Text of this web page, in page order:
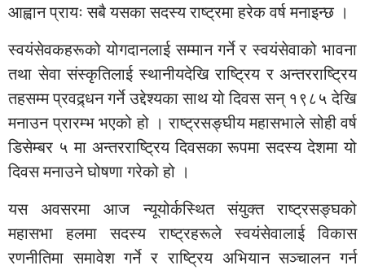
आह्वान प्रायः सबै यसका सदस्य राष्ट्रमा हरेक वर्ष मनाइन्छ ।
स्वयंसेवकहरूको योगदानलाई सम्मान गर्ने र स्वयंसेवाको भावना
तथा सेवा संस्कृतिलाई स्थानीयदेखि राष्ट्रिय र अन्तरराष्ट्रिय
तहसम्म प्रवद्र्धन गर्ने उद्देश्यका साथ यो दिवस सन् १९८५ देखि
मनाउन प्रारम्भ भएको हो । राष्ट्रसङ्घीय महासभाले सोही वर्ष
डिसेम्बर ५ मा अन्तरराष्ट्रिय दिवसका रूपमा सदस्य देशमा यो
दिवस मनाउने घोषणा गरेको हो ।
यस अवसरमा आज न्यूयोर्कस्थित संयुक्त राष्ट्रसङ्घको
महासभा हलमा सदस्य राष्ट्रहरूले स्वयंसेवालाई विकास
रणनीतिमा समावेश गर्ने र राष्ट्रिय अभियान सञ्चालन गर्न